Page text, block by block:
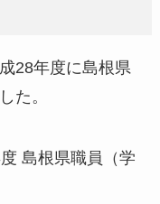
28年度に島根県
た。
島根県職員（学